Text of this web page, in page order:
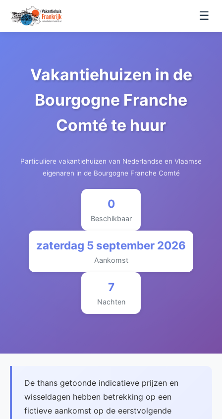
☰
Vakantiehuizen in de
Bourgogne Franche
Comté te huur
Particuliere vakantiehuizen van Nederlandse en Vlaamse
eigenaren in de Bourgogne Franche Comté
0
Beschikbaar
zaterdag 5 september 2026
Aankomst
7
Nachten
De thans getoonde indicatieve prijzen en
wisseldagen hebben betrekking op een
fictieve aankomst op de eerstvolgende